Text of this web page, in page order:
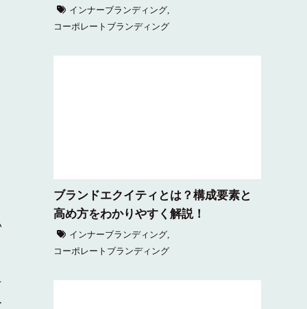
インナーブランディング
コーポレートブランディング
ブランドエクイティとは？構成要素と
高め方をわかりやすく解説！
インナーブランディング
コーポレートブランディング